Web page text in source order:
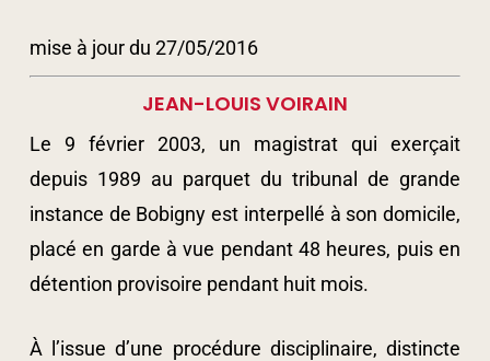
mise à jour du 27/05/2016
JEAN-LOUIS VOIRAIN
Le 9 février 2003, un magistrat qui exerçait
depuis 1989 au parquet du tribunal de grande
instance de Bobigny est interpellé à son domicile,
placé en garde à vue pendant 48 heures, puis en
détention provisoire pendant huit mois.
À l’issue d’une procédure disciplinaire, distincte